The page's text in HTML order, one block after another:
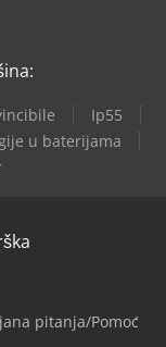
Ip55
u baterijama
pitanja/Pomoć